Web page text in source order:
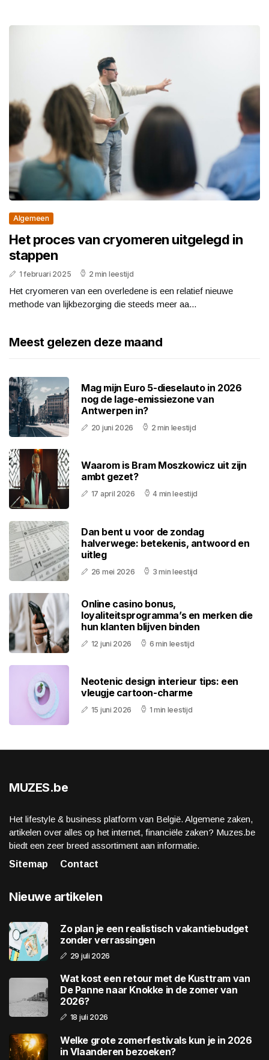
Algemeen
Het proces van cryomeren uitgelegd in
stappen
1 februari 2025 2 min leestijd
Het cryomeren van een overledene is een relatief nieuwe
methode van lijkbezorging die steeds meer aa...
Meest gelezen deze maand
Mag mijn Euro 5-dieselauto in 2026
nog de lage-emissiezone van
Antwerpen in?
20 juni 2026 2 min leestijd
Waarom is Bram Moszkowicz uit zijn
ambt gezet?
17 april 2026 4 min leestijd
Dan bent u voor de zondag
halverwege: betekenis, antwoord en
uitleg
26 mei 2026 3 min leestijd
Online casino bonus,
loyaliteitsprogramma’s en merken die
hun klanten blijven binden
12 juni 2026 6 min leestijd
Neotenic design interieur tips: een
vleugje cartoon-charme
15 juni 2026 1 min leestijd
MUZES.be
Het lifestyle & business platform van België. Algemene zaken,
artikelen over alles op het internet, financiële zaken? Muzes.be
biedt een zeer breed assortiment aan informatie.
Sitemap
Contact
Nieuwe artikelen
Zo plan je een realistisch vakantiebudget
zonder verrassingen
29 juli 2026
Wat kost een retour met de Kusttram van
De Panne naar Knokke in de zomer van
2026?
18 juli 2026
Welke grote zomerfestivals kun je in 2026
in Vlaanderen bezoeken?